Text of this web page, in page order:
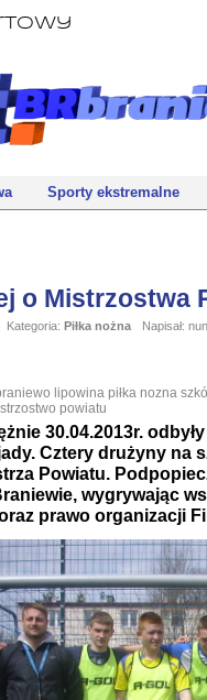
Sporty ekstremalne
o Mistrzostwa
Kategoria: Piłka nożna Napisał: nun
lipowina piłka nozna
powiatu
30.04.2013r.
Cztery drużyny na
Powiatu.
wygrywając
prawo organizacji